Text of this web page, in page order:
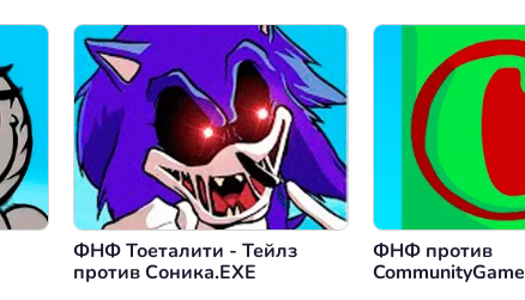
ФНФ Тоеталити - Тейлз
против Соника.EXE
ФНФ против
CommunityGame